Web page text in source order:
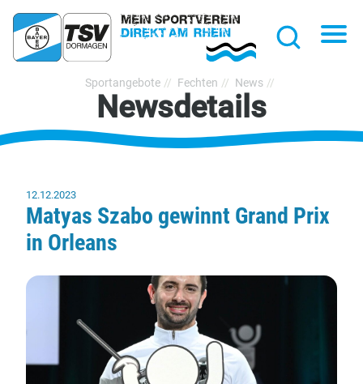
TSV
Bayer
Dormagen
1920
Sportangebote Fechten News
Newsdetails
12.12.2023
Matyas Szabo gewinnt Grand Prix
in Orleans